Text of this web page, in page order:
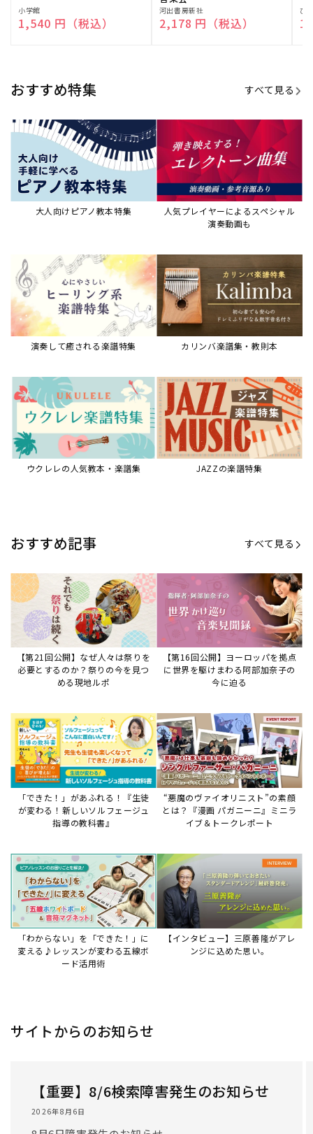
JAZZの楽譜特集
おすすめ記事 すべて見る
【第21回公開】なぜ人々は祭りを
必要とするのか？祭りの今を見つ
める現地ルポ
【第16回公開】ヨーロッパを拠点
に世界を駆けまわる阿部加奈子の
今に迫る
「できた！」があふれる！『生徒
指導の教科書』
イブ＆トークレポート
ード活用術
サイトからのお知らせ
2026年8月6日
8月6日障害発生のお知らせ